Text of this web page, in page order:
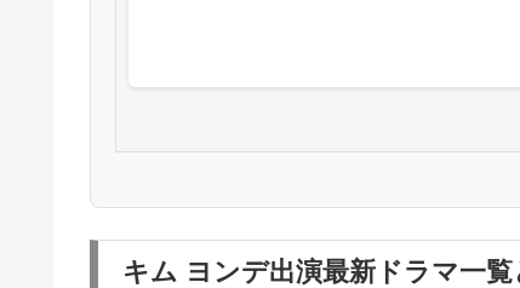
キム ヨンデ出演最新ドラマ一覧